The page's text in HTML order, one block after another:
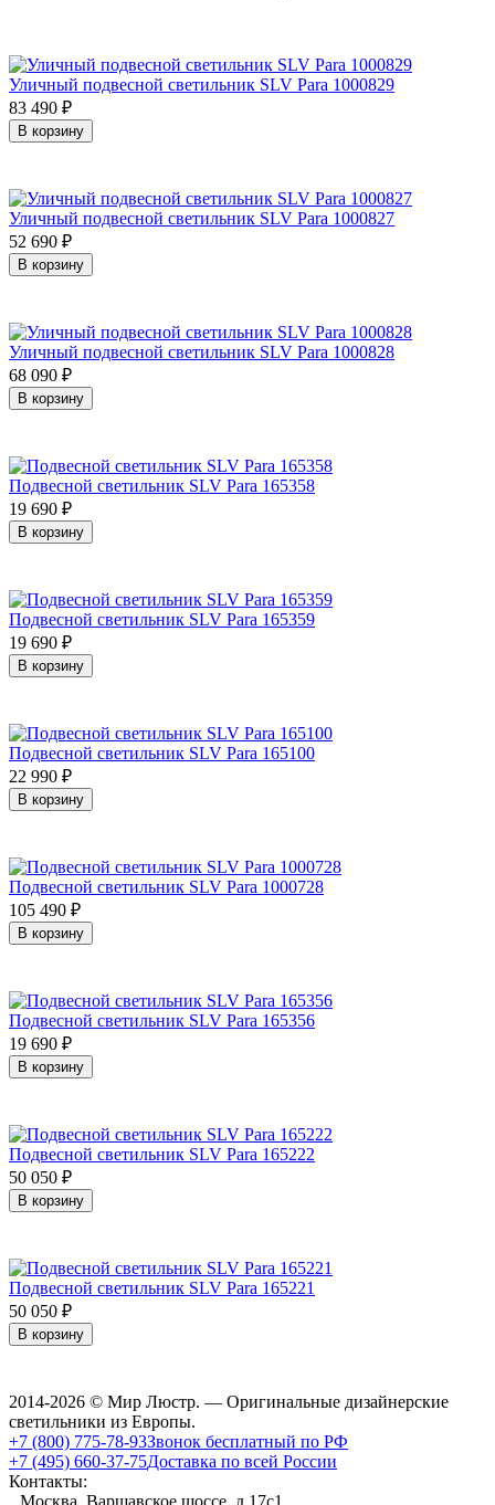
Уличный подвесной светильник SLV Para 1000829
83 490 ₽
В корзину
Уличный подвесной светильник SLV Para 1000827
52 690 ₽
В корзину
Уличный подвесной светильник SLV Para 1000828
68 090 ₽
В корзину
Подвесной светильник SLV Para 165358
19 690 ₽
В корзину
Подвесной светильник SLV Para 165359
19 690 ₽
В корзину
Подвесной светильник SLV Para 165100
22 990 ₽
В корзину
Подвесной светильник SLV Para 1000728
105 490 ₽
В корзину
Подвесной светильник SLV Para 165356
19 690 ₽
В корзину
Подвесной светильник SLV Para 165222
50 050 ₽
В корзину
Подвесной светильник SLV Para 165221
50 050 ₽
В корзину
2014-2026 © Мир Люстр. — Оригинальные дизайнерские
светильники из Европы.
+7 (800) 775-78-93Звонок бесплатный по РФ
+7 (495) 660-37-75Доставка по всей России
Контакты:
Москва, Варшавское шоссе, д.17c1